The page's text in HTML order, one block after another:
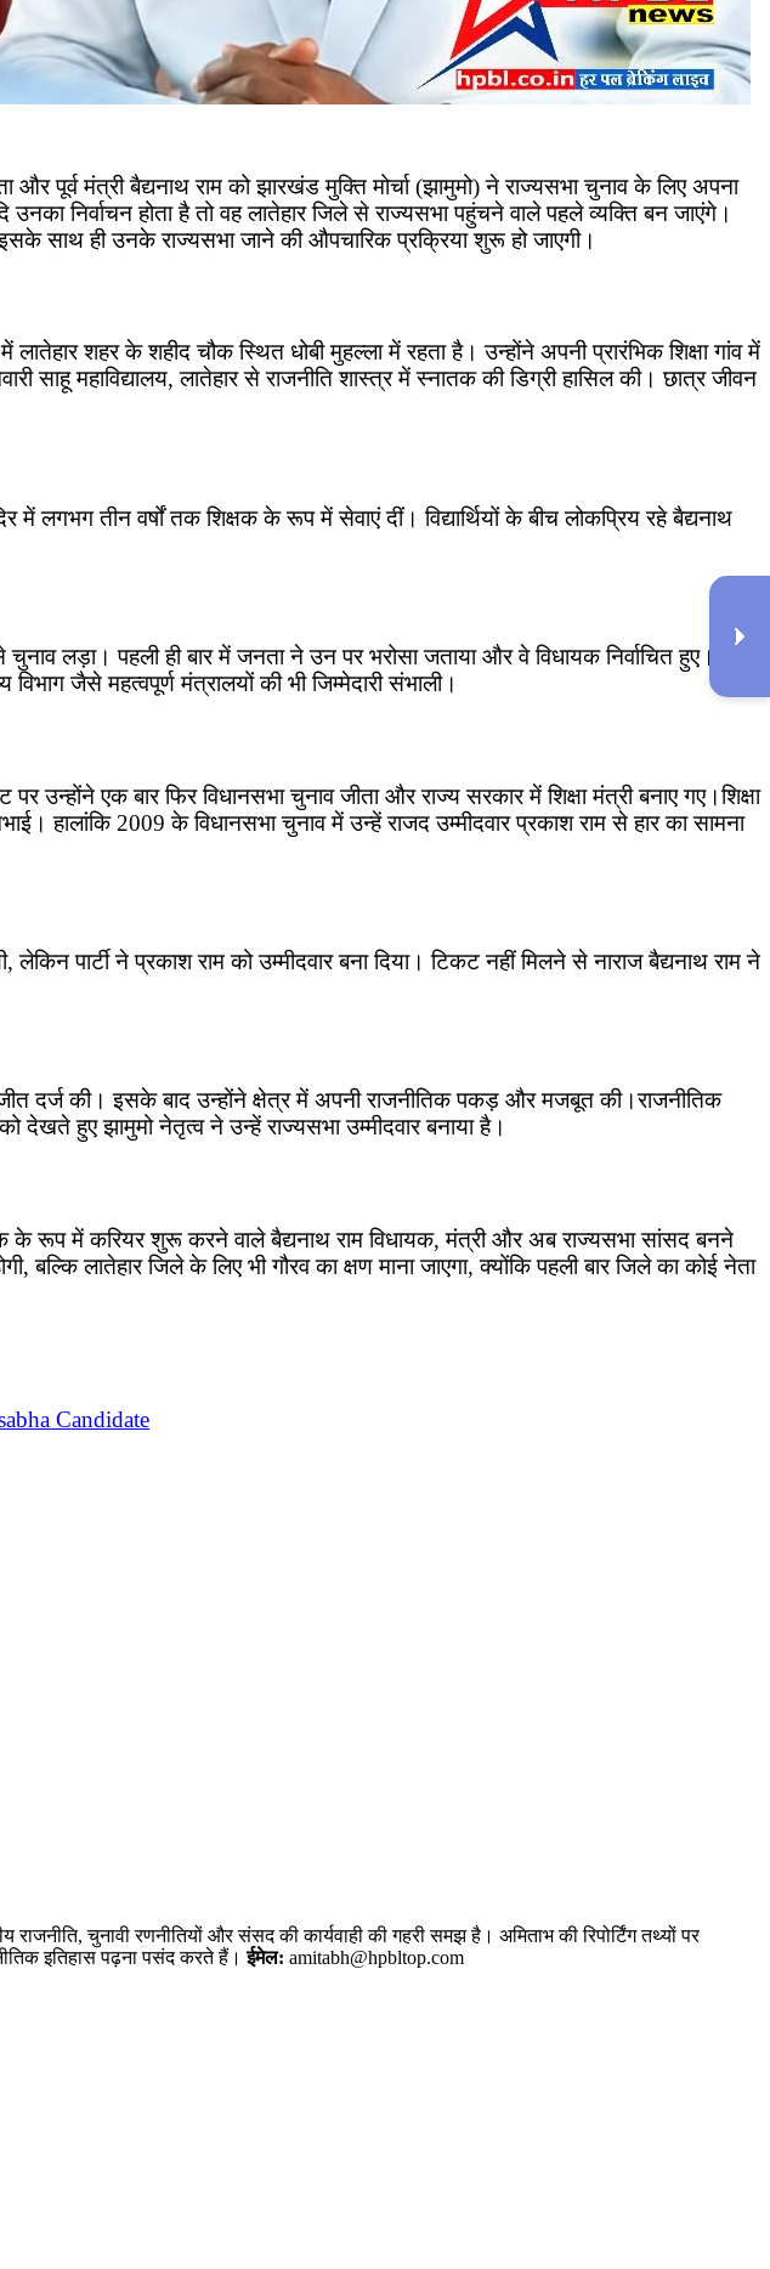
पूर्व मंत्री बैद्यनाथ राम को झारखंड मुक्ति मोर्चा (झामुमो) ने राज्यसभा चुनाव के लिए अपना
उनका निर्वाचन होता है तो वह लातेहार जिले से राज्यसभा पहुंचने वाले पहले व्यक्ति बन जाएंगे।
साथ ही उनके राज्यसभा जाने की औपचारिक प्रक्रिया शुरू हो जाएगी।
शहर के शहीद चौक स्थित धोबी मुहल्ला में रहता है। उन्होंने अपनी प्रारंभिक शिक्षा गांव में
साहू महाविद्यालय, लातेहार से राजनीति शास्त्र में स्नातक की डिग्री हासिल की। छात्र जीवन
लगभग तीन वर्षों तक शिक्षक के रूप में सेवाएं दीं। विद्यार्थियों के बीच लोकप्रिय रहे बैद्यनाथ
लड़ा। पहली ही बार में जनता ने उन पर भरोसा जताया और वे विधायक निर्वाचित हुए।
जैसे महत्वपूर्ण मंत्रालयों की भी जिम्मेदारी संभाली।
उन्होंने एक बार फिर विधानसभा चुनाव जीता और राज्य सरकार में शिक्षा मंत्री बनाए गए।शिक्षा
हालांकि 2009 के विधानसभा चुनाव में उन्हें राजद उम्मीदवार प्रकाश राम से हार का सामना
पार्टी ने प्रकाश राम को उम्मीदवार बना दिया। टिकट नहीं मिलने से नाराज बैद्यनाथ राम ने
दर्ज की। इसके बाद उन्होंने क्षेत्र में अपनी राजनीतिक पकड़ और मजबूत की।राजनीतिक
हुए झामुमो नेतृत्व ने उन्हें राज्यसभा उम्मीदवार बनाया है।
के रूप में करियर शुरू करने वाले बैद्यनाथ राम विधायक, मंत्री और अब राज्यसभा सांसद बनने
लातेहार जिले के लिए भी गौरव का क्षण माना जाएगा, क्योंकि पहली बार जिले का कोई नेता
Candidate
चुनावी रणनीतियों और संसद की कार्यवाही की गहरी समझ है। अमिताभ की रिपोर्टिंग तथ्यों पर
इतिहास पढ़ना पसंद करते हैं।ईमेल: amitabh@hpbltop.com